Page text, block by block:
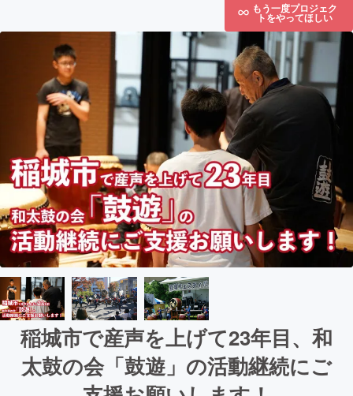
もう一度プロジェク
トをやってほしい
稲城市で産声を上げて23年目、和
太鼓の会「鼓遊」の活動継続にご